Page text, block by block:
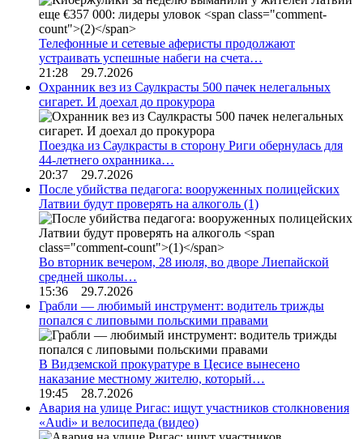
Телефонные и сетевые аферисты продолжают
устраивать успешные набеги на счета…
21:28 29.7.2026
Охранник вез из Саулкрасты 500 пачек нелегальных
сигарет. И доехал до прокурора
Поездка из Саулкрасты в сторону Риги обернулась для
44-летнего охранника…
20:37 29.7.2026
После убийства педагога: вооруженных полицейских
Латвии будут проверять на алкоголь (1)
Во вторник вечером, 28 июля, во дворе Лиепайской
средней школы…
15:36 29.7.2026
Грабли — любимый инструмент: водитель трижды
попался с липовыми польскими правами
В Видземской прокуратуре в Цесисе вынесено
наказание местному жителю, который…
19:45 28.7.2026
Авария на улице Ригас: ищут участников столкновения
«Audi» и велосипеда (видео)